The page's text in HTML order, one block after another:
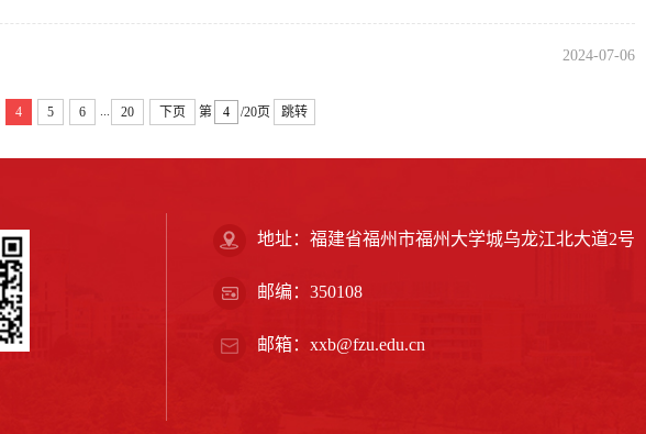
2024-07-06
4 5 6 20 下页 第 /20页 跳转
地址：福建省福州市福州大学城乌龙江北大道2号
邮编：350108
邮箱：xxb@fzu.edu.cn